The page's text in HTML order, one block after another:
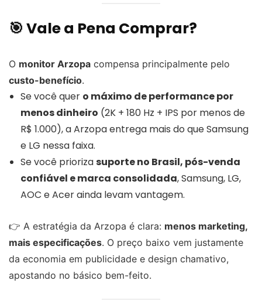
🎯 Vale a Pena Comprar?
O monitor Arzopa compensa principalmente pelo
custo-benefício.
Se você quer o máximo de performance por
menos dinheiro (2K + 180 Hz + IPS por menos de
R$ 1.000), a Arzopa entrega mais do que Samsung
e LG nessa faixa.
Se você priorizasuporte no Brasil, pós-venda
confiável e marca consolidada, Samsung, LG,
AOC e Acer ainda levam vantagem.
👉 A estratégia da Arzopa é clara: menos marketing,
mais especificações. O preço baixo vem justamente
da economia em publicidade e design chamativo,
apostando no básico bem-feito.